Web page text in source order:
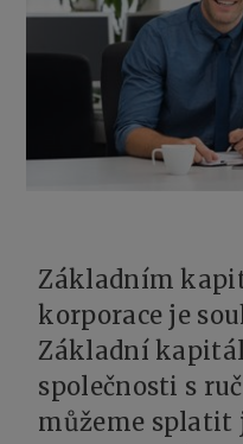
Základním
korporace je
Základní
společnosti s
můžeme splatit